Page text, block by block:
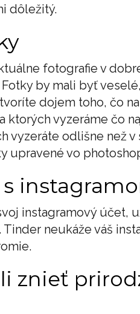
dôležitý.
fotografie v
by mali byť
dojem toho, čo
ktorých vyzeráme čo
vyzeráte odlišne než
upravené vo
instagramový účet,
neukáže váš
znieť